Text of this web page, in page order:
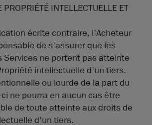
INTELLECTUELLE ET
écrite contraire, l'Acheteur
de s'assurer que les
Services ne portent pas atteinte
intellectuelle d'un tiers.
ou lourde de la part du
ne pourra en aucun cas être
de toute atteinte aux droits de
d'un tiers.